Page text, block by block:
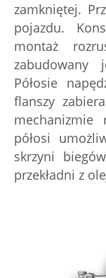
zamkniętej.
pojazdu.
montaż
Półosie
flanszy
mechanizmie
półosi
skrzyni
przekładni z